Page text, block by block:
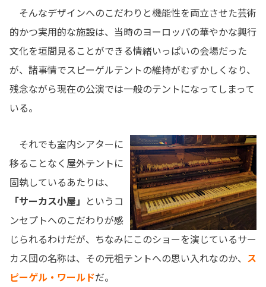
そんなデザインへのこだわりと機能性を両立させた芸術
的かつ実用的な施設は、当時のヨーロッパの華やかな興行
文化を垣間見ることができる情緒いっぱいの会場だった
が、諸事情でスピーゲルテントの維持がむずかしくなり、
残念ながら現在の公演では一般のテントになってしまって
いる。
それでも室内シアターに
移ることなく屋外テントに
固執しているあたりは、
「サーカス小屋」
というコ
ンセプトへのこだわりが感
じられるわけだが、ちなみにこのショーを演じているサー
カス団の名称は、その元祖テントへの思い入れなのか、
ス
ピーゲル・ワールドだ。